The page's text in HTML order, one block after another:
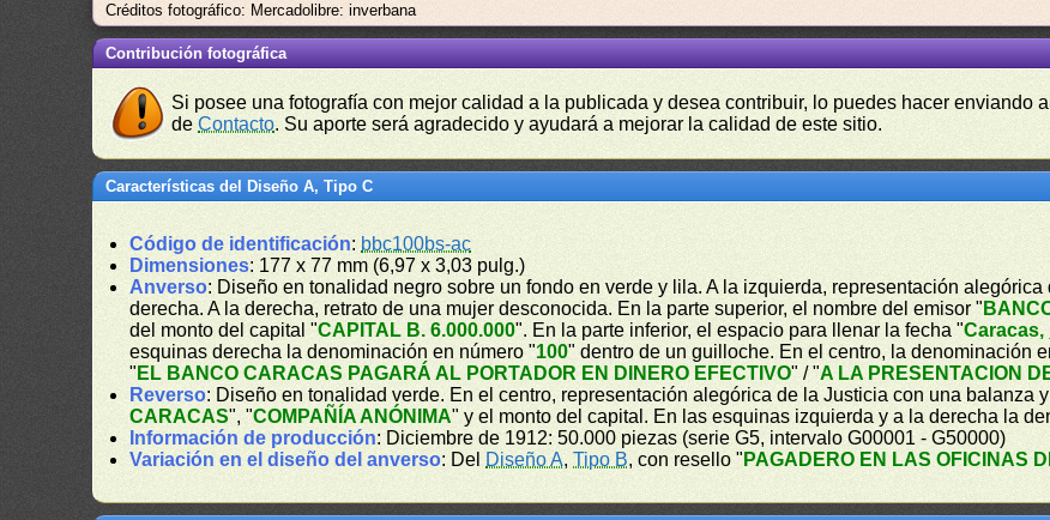
Créditos fotográfico: Mercadolibre: inverbana
Contribución fotográfica
Si posee una fotografía con mejor calidad a la publicada y desea contribuir, lo puedes hacer enviando
deContacto. Su aporte será agradecido y ayudará a mejorar la calidad de este sitio.
Características del Diseño A, Tipo C
Código de identificación: bbc100bs-ac
Dimensiones: 177 x 77 mm (6,97 x 3,03 pulg.)
Anverso: Diseño en tonalidad negro sobre un fondo en verde y lila. A la izquierda, representación
derecha. A la derecha, retrato de una mujer desconocida. En la parte superior, el nombre del emisor "
del monto del capital "CAPITAL B. 6.000.000". En la parte inferior, el espacio para llenar la fecha "Caracas,
esquinas derecha la denominación en número "100" dentro de un guilloche. En el centro, la denominación
" EL BANCO CARACAS PAGARÁ AL PORTADOR EN DINERO EFECTIVO" / "A LA PRESENTACION
Reverso: Diseño en tonalidad verde. En el centro, representación alegórica de la Justicia con una balanza
CARACAS", "COMPAÑÍA ANÓNIMA" y el monto del capital. En las esquinas izquierda y a la derecha la
Información de producción: Diciembre de 1912: 50.000 piezas (serie G5, intervalo G00001 - G50000)
Variación en el diseño del anverso: Del Diseño A,Tipo B, con resello " PAGADERO EN LAS OFICINAS